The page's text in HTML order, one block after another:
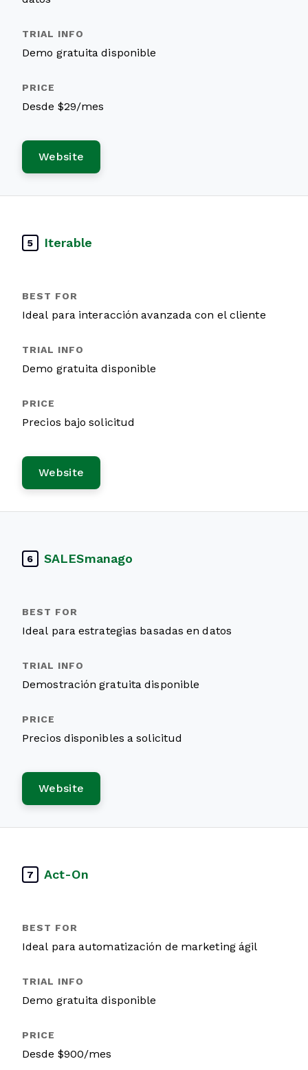
Demo gratuita disponible
Desde $29/mes
Website
5 Iterable
Ideal para interacción avanzada con el cliente
Demo gratuita disponible
Precios bajo solicitud
Website
6 SALESmanago
Ideal para estrategias basadas en datos
Demostración gratuita disponible
Precios disponibles a solicitud
Website
7 Act-On
Ideal para automatización de marketing ágil
Demo gratuita disponible
Desde $900/mes